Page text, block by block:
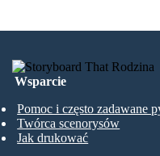
Wsparcie
Pomoc i często zadawane
Twórca scenorysów
Jak drukować